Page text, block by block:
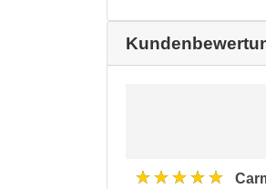
★★★★★